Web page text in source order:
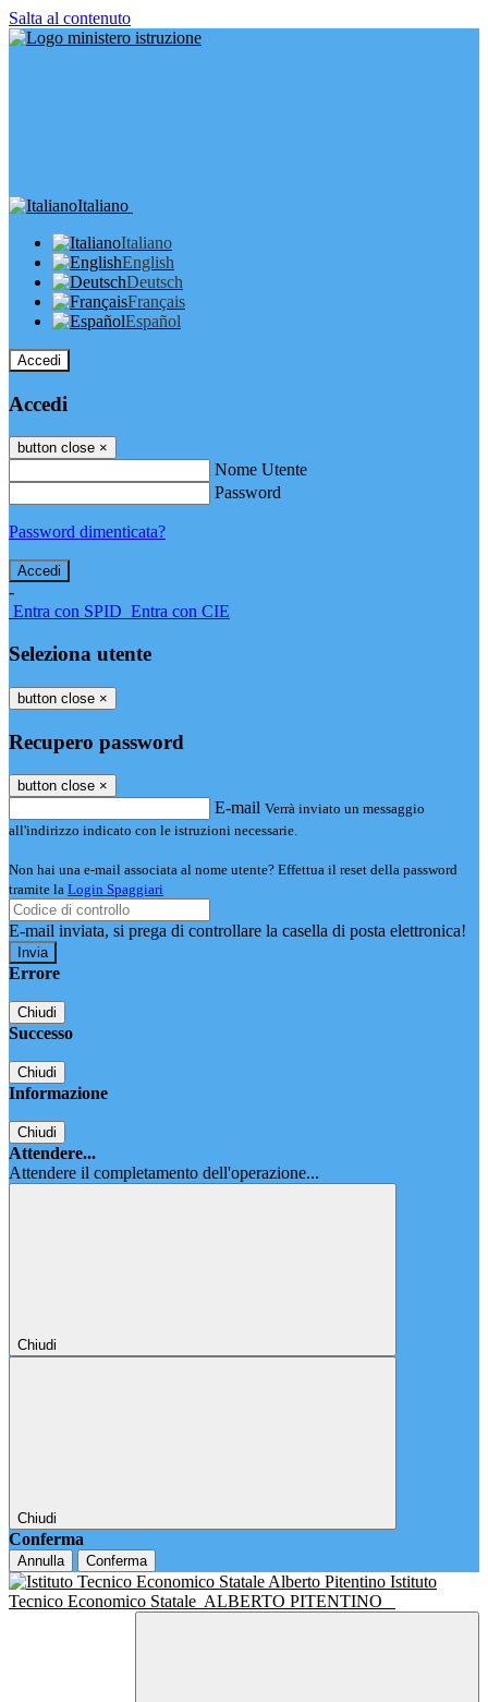
Salta al contenuto
Italiano
Italiano
English
Deutsch
Français
Español
Accedi
Accedi
button close ×
Nome Utente
Password
Password dimenticata?
-
Entra con SPID Entra con CIE
Seleziona utente
button close ×
Recupero password
button close ×
E-mail Verrà inviato un messaggio
all'indirizzo indicato con le istruzioni necessarie.
Non hai una e-mail associata al nome utente? Effettua il reset della password
tramite la Login Spaggiari
E-mail inviata, si prega di controllare la casella di posta elettronica!
Errore
Chiudi
Successo
Chiudi
Informazione
Chiudi
Attendere...
Attendere il completamento dell'operazione...
Chiudi
Chiudi
Conferma
Annulla Conferma
Istituto
Tecnico Economico Statale ALBERTO PITENTINO